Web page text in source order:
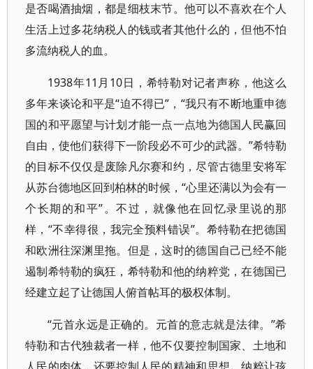
是否喝酒抽烟，都是细枝末节。他可以不喜欢在个人
生活上过多花纳税人的钱或者其他什么的，但他不怕
多流纳税人的血。
1938年11月10日，希特勒对记者声称，他这么
多年来谈论和平是“迫不得已”，“我只有不断地重申德
国的和平愿望与计划才能一点一点地为德国人民赢回
自由，使他们获得下一阶段必不可少的武器。”希特勒
的目标不仅仅是废除凡尔赛和约，尽管古德里安将军
从苏台德地区回到柏林的时候，“心里还满以为会有一
个长期的和平”。不过，就像他在回忆录里说的那
样，“不幸得很，我完全预料错误”。希特勒在把德国
和欧洲往深渊里拖。但是，这时的德国自己已经不能
遏制希特勒的疯狂，希特勒和他的纳粹党，在德国已
经建立起了让德国人俯首帖耳的极权体制。
“元首永远是正确的。元首的意志就是法律。”希
特勒和古代独裁者一样，他不仅要控制国家、土地和